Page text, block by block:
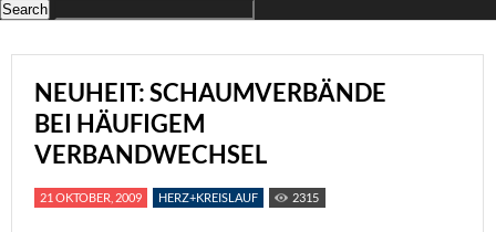
NEUHEIT: SCHAUMVERBÄNDE
BEI HÄUFIGEM
VERBANDWECHSEL
21 OKTOBER, 2009 HERZ+KREISLAUF 2315